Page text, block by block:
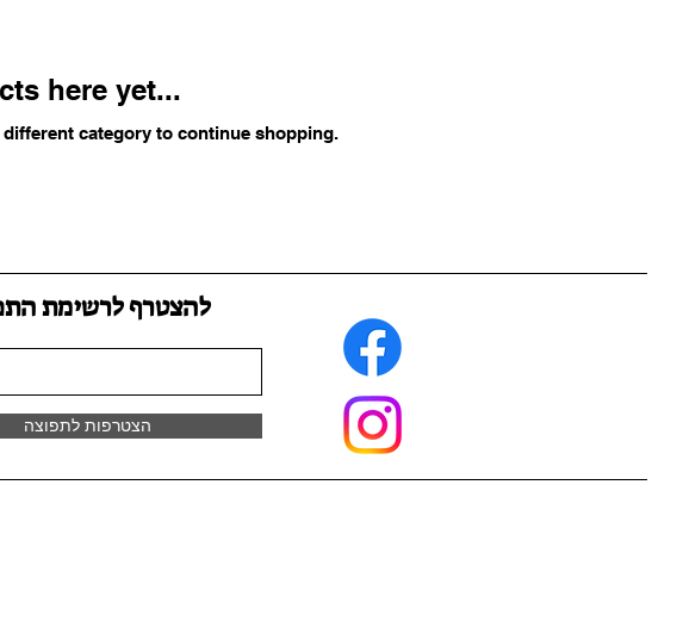
here yet...
category to continue shopping.
להצטרף לרשימת
הצטרפות לתפוצה